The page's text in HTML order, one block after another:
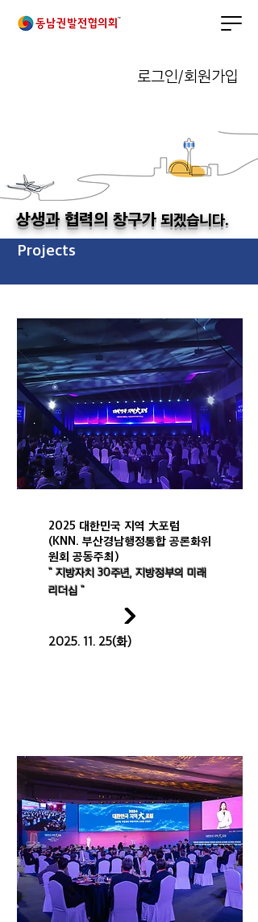
로그인/회원가입
상생과 협력의 창구가되겠습니다.
Projects
2025 대한민국 지역 大포럼
(KNN. 부산경남행정통합 공론화위
원회 공동주최)
" 지방자치 30주년, 지방정부의 미래
리더십 "
2025. 11. 25(화)